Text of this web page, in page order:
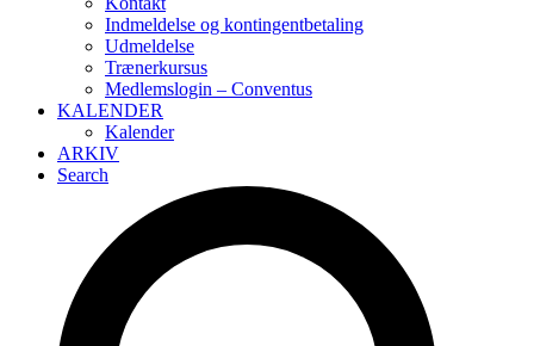
Indmeldelse og kontingentbetaling
Udmeldelse
Trænerkursus
Medlemslogin – Conventus
KALENDER
Kalender
ARKIV
Search